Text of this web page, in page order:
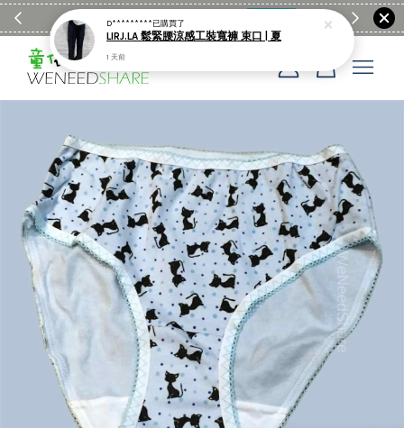
滿$1990送日亞麻棉簡約餐墊 童裝
您的購物車目前還是空的。
繼續購物
D*********已購買了
LIRJ.LA 鬆緊腰涼感工裝寬褲 束口 | 夏
1 天前